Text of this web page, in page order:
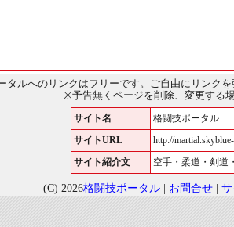
タルへのリンクはフリーです。ご自由にリンク
※予告無くページを削除、変更する
サイト名 格闘技ポータル
サイトURL http://
サイト紹介文 空手・柔道・剣道
(C) 2026格闘技ポータル| お問合せ|